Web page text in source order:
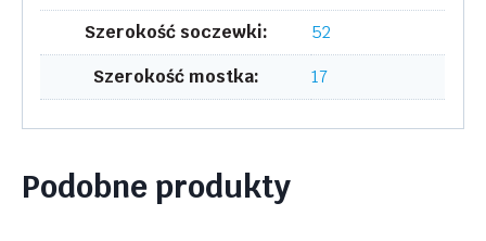
Szerokość soczewki:
52
Szerokość mostka:
17
Podobne produkty